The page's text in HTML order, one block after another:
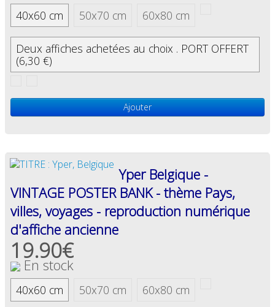
40x60 cm 50x70 cm 60x80 cm
Deux affiches achetées au choix . PORT OFFERT
(6,30 €)
Ajouter
Yper Belgique -
VINTAGE POSTER BANK - thème Pays,
villes, voyages - reproduction numérique
d'affiche ancienne
19.90€
En stock
40x60 cm 50x70 cm 60x80 cm